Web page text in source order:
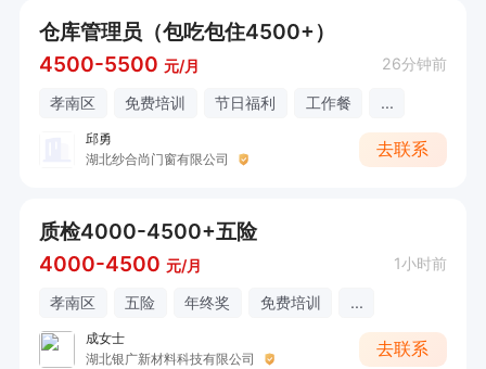
仓库管理员（包吃包住4500+）
4500-5500 元/月 26分钟前
孝南区 免费培训 节日福利 工作餐 ...
邱勇
湖北纱合尚门窗有限公司
去联系
质检4000-4500+五险
4000-4500 元/月 1小时前
孝南区 五险 年终奖 免费培训 ...
成女士
湖北银广新材料科技有限公司
去联系